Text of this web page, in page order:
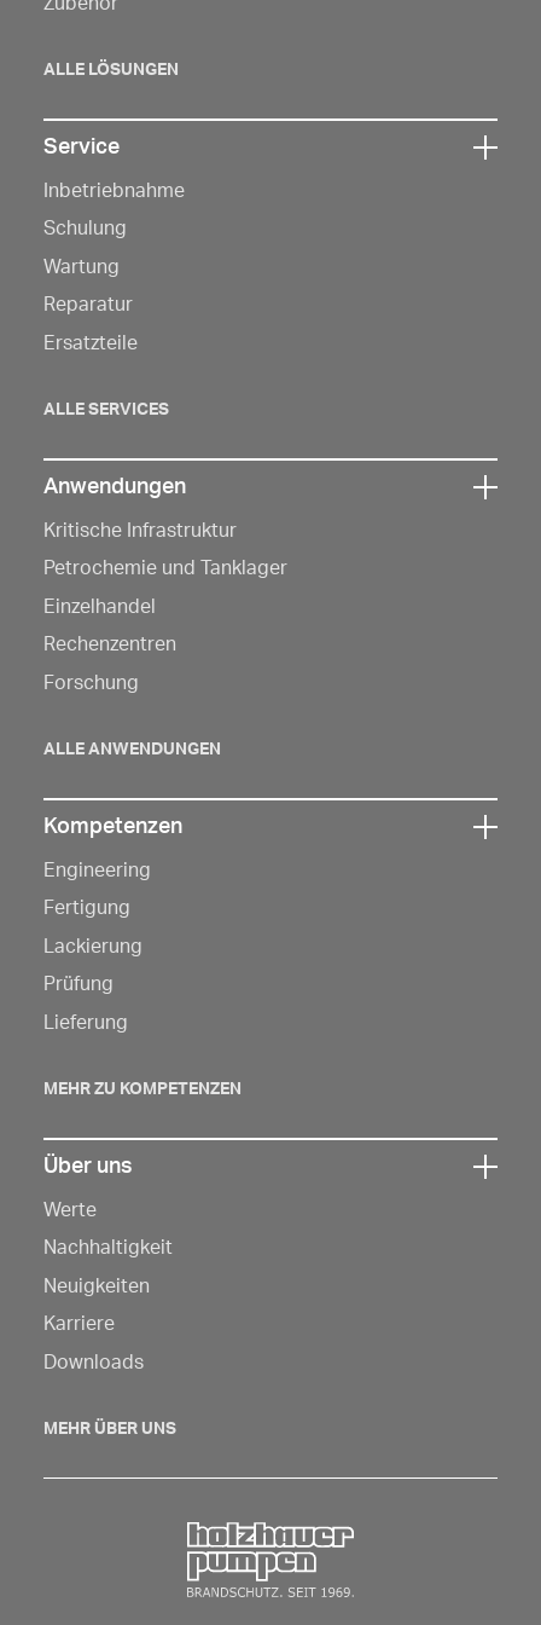
ALLE LÖSUNGEN
Sie
hier,
um
die
Service
Inbetriebnahme
Schulung
Wartung
Reparatur
Ersatzteile
ALLE SERVICES
Sie
hier,
um
die
Anwendungen
Kritische Infrastruktur
Petrochemie und Tanklager
Einzelhandel
Rechenzentren
Forschung
ALLE ANWENDUNGEN
Klicken
Sie
hier,
um
die
Kompetenzen
Engineering
Fertigung
Lackierung
Prüfung
Lieferung
MEHR ZU KOMPETENZEN
Sie
hier,
um
die
Über uns
Werte
Nachhaltigkeit
Neuigkeiten
Karriere
Downloads
MEHR ÜBER UNS
Zurück zur Startseite